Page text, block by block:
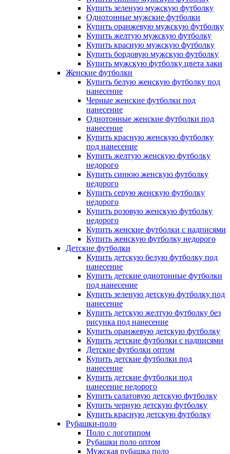
Купить зеленую мужскую футболку
Однотонные мужские футболки
Купить оранжевую мужскую футболку
Купить желтую мужскую футболку
Купить красную мужскую футболку
Купить бордовую мужскую футболку
Купить мужскую футболку цвета хаки
Женские футболки
Купить белую женскую футболку под
нанесение
Черные женские футболки под
нанесение
Однотонные женские футболки под
нанесение
Купить красную женскую футболку
под нанесение
Купить желтую женскую футболку
недорого
Купить синюю женскую футболку
недорого
Купить серую женскую футболку
недорого
Купить розовую женскую футболку
недорого
Купить женские футболки с надписями
Купить женскую футболку недорого
Детские футболки
Купить детскую белую футболку под
нанесение
Купить детские однотонные футболки
под нанесение
Купить зеленую детскую футболку под
нанесение
Купить детскую желтую футболку без
рисунка под нанесение
Купить оранжевую детскую футболку
Купить детские футболки с надписями
Детские футболки оптом
Купить детские футболки под
нанесение
Купить детские футболки под
нанесение недорого
Купить салатовую детскую футболку
Купить черную детскую футболку
Купить красную детскую футболку
Рубашки-поло
Поло с логотипом
Рубашки поло оптом
Мужская рубашка поло